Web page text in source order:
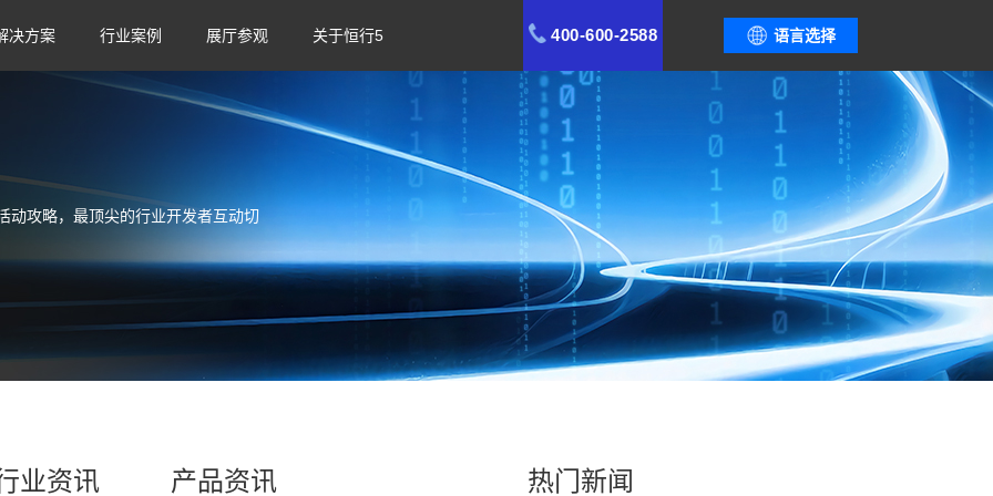
语言选择
400-600-2588
决方案 行业案例 展厅参观 关于恒行5
动攻略，最顶尖的行业开发者互动切
业资讯 产品资讯 热门新闻